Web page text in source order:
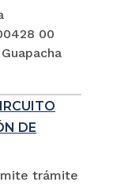
00
DE
trámite